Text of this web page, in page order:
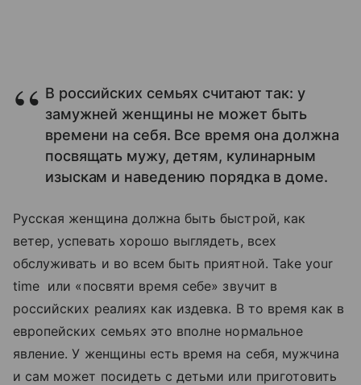
В российских семьях считают так: у
замужней женщины не может быть
времени на себя. Все время она должна
посвящать мужу, детям, кулинарным
изыскам и наведению порядка в доме.
Русская женщина должна быть быстрой, как
ветер, успевать хорошо выглядеть, всех
обслуживать и во всем быть приятной. Take your
time или «посвяти время себе» звучит в
российских реалиях как издевка. В то время как в
европейских семьях это вполне нормальное
явление. У женщины есть время на себя, мужчина
и сам может посидеть с детьми или приготовить